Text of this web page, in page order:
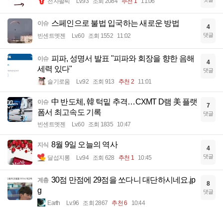
이슈 스페인으로 불법 입국하는 새로운 방법
빈센트멧젠 Lv.60 조회 1552 11:02
4
댓글
이슈 피파, 성명서 발표 "피파와 회장을 향한 음해
세력 있다"
슬기로움 Lv.92 조회 913 추천 2 11:01
4
댓글
이슈 中 반도체, 韓 턱밑 추격…CXMT D램 美 플랫
폼서 최고속도 기록
빈센트멧젠 Lv.60 조회 1835 10:47
7
댓글
지식 8월 9일 오늘의 역사
달섭지롱 Lv.94 조회 628 추천 1 10:45
4
댓글
계층 30점 만점에 29점을 쏘다니 대단하시네요.jp
g
Earth Lv.96 조회 2867 추천 6 10:44
8
댓글